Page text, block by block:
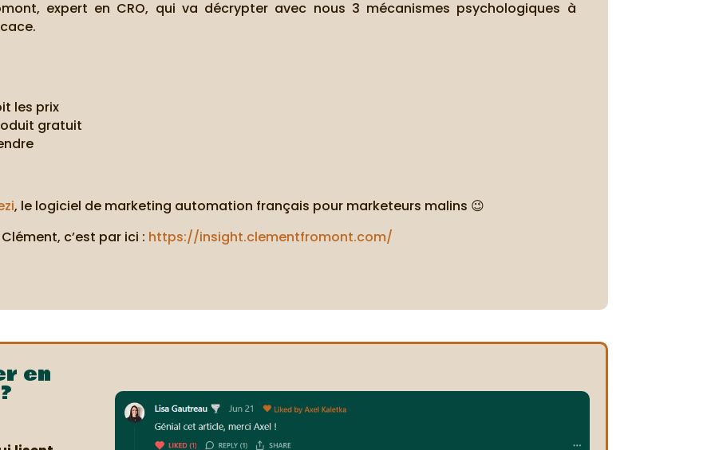
expert en CRO, qui va décrypter avec nous 3 mécanismes psychologiques à
les prix
gratuit
, le logiciel de marketing automation français pour marketeurs malins 😉
c’est par ici : https://insight.clementfromont.com/
en